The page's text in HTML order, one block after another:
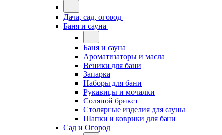
Дача, сад, огород
Баня и сауна
Баня и сауна
Ароматизаторы и масла
Веники для бани
Запарка
Наборы для бани
Рукавицы и мочалки
Соляной брикет
Столярные изделия для сауны
Шапки и коврики для бани
Сад и Огород